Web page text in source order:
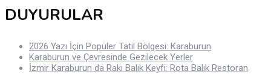
DUYURULAR
2026 Yazı İçin Popüler Tatil Bölgesi: Karaburun
Karaburun ve Çevresinde Gezilecek Yerler
İzmir Karaburun da Rakı Balık Keyfi: Rota Balık Restoran